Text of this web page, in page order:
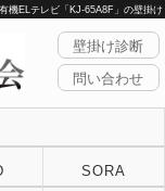
機ELテレビ「KJ-65A8F」の壁掛け
壁掛け診断
問い合わせ
SORA